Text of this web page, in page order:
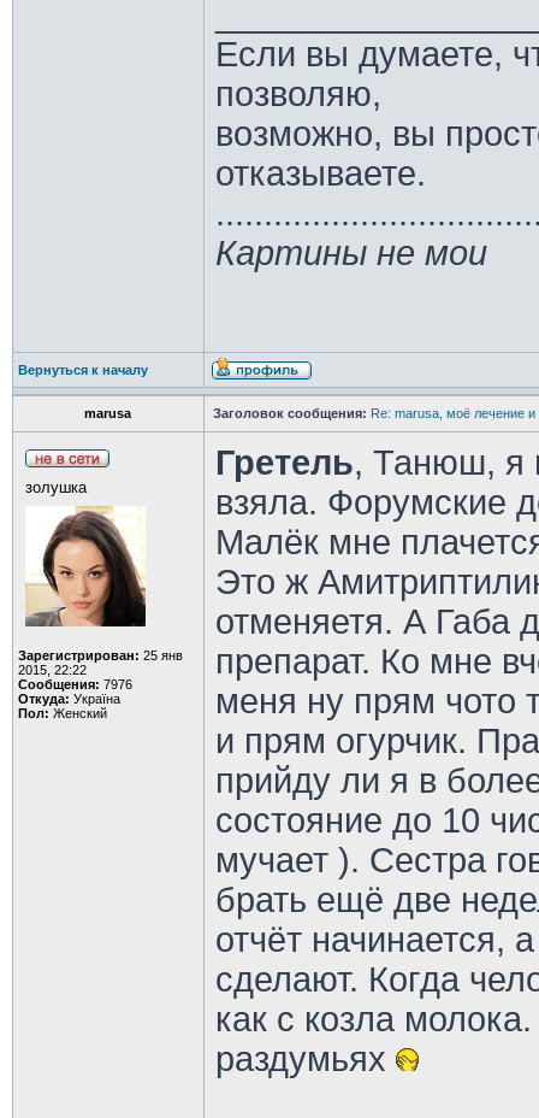
Если вы думаете,
позволяю,
возможно, вы
отказываете.
Картины не мои
Вернуться к началу
marusa Заголовок сообщения: Re: marusa, моё лечение и
золушка
Зарегистрирован: 25 янв
2015, 22:22
Сообщения: 7976
Откуда: Україна
Пол: Женский
Гретель, Танюш, я
взяла. Форумские
Малёк мне
Это ж
отменяетя. А Габа
препарат. Ко мне
меня ну прям чото
и прям огурчик.
прийду ли я в
состояние до 10
мучает ). Сестра
брать ещё две
отчёт начинается,
сделают. Когда
как с козла
раздумьях